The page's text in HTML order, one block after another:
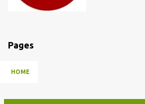
Pages
HOME